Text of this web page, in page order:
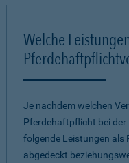
Welche
Je nachdem welchen
Pferdehaftpflicht bei der
folgende Leistungen als
abgedeckt